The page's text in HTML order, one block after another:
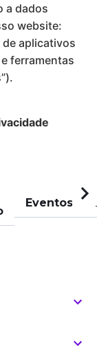
a dados
website:
aplicativos
ferramentas
Eventos